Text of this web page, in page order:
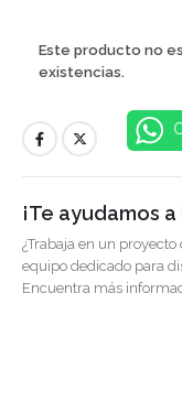
Este producto no
existencias.
¡Te ayudamos
¿Trabaja en un
equipo dedicado para
Encuentra más